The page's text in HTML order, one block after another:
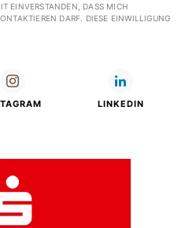
EINVERSTANDEN, DASS MICH
DARF. DIESE EINWILLIGUNG
LINKEDIN